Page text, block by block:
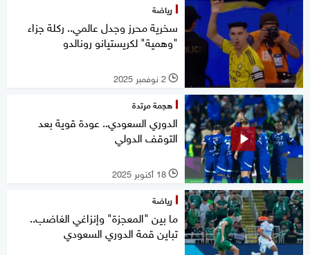
رياضة
سخرية محرز وجدل عالمي.. ركلة جزاء
"وهمية" لكريستيانو رونالدو
l 2 نوفمبر 2025
هجمة مرتدة
الدوري السعودي.. عودة قوية بعد
التوقف الدولي
l 18 أكتوبر 2025
رياضة
ما بين "المعجزة" وإنزاغي الغاضب..
تباين قمة الدوري السعودي